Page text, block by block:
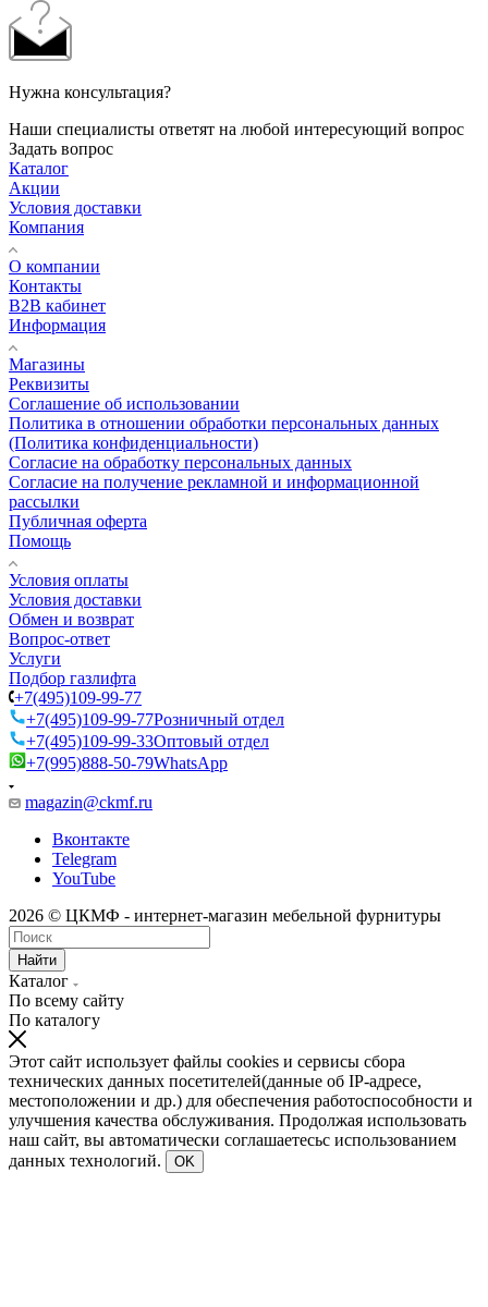
Нужна консультация?
Наши специалисты ответят на любой интересующий вопрос
Задать вопрос
Каталог
Акции
Условия доставки
Компания
О компании
Контакты
B2B кабинет
Информация
Магазины
Реквизиты
Соглашение об использовании
Политика в отношении обработки персональных данных
(Политика конфиденциальности)
Согласие на обработку персональных данных
Согласие на получение рекламной и информационной
рассылки
Публичная оферта
Помощь
Условия оплаты
Условия доставки
Обмен и возврат
Вопрос-ответ
Услуги
Подбор газлифта
+7(495)109-99-77
+7(495)109-99-77Розничный отдел
+7(495)109-99-33Оптовый отдел
+7(995)888-50-79WhatsApp
magazin@ckmf.ru
Вконтакте
Telegram
YouTube
2026 © ЦКМФ - интернет-магазин мебельной фурнитуры
Найти
Каталог
По всему сайту
По каталогу
Этот сайт использует файлы cookies и сервисы сбора
технических данных посетителей(данные об IP-адресе,
местоположении и др.) для обеспечения работоспособности и
улучшения качества обслуживания. Продолжая использовать
наш сайт, вы автоматически соглашаетесьс использованием
данных технологий.
OK